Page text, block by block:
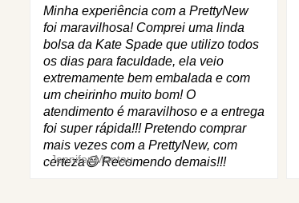
Minha experiência com a PrettyNew
foi maravilhosa! Comprei uma linda
bolsa da Kate Spade que utilizo todos
os dias para faculdade, ela veio
extremamente bem embalada e com
um cheirinho muito bom! O
atendimento é maravilhoso e a entrega
foi super rápida!!! Pretendo comprar
mais vezes com a PrettyNew, com
certeza😄 Recomendo demais!!!
-Jennifer Mantau